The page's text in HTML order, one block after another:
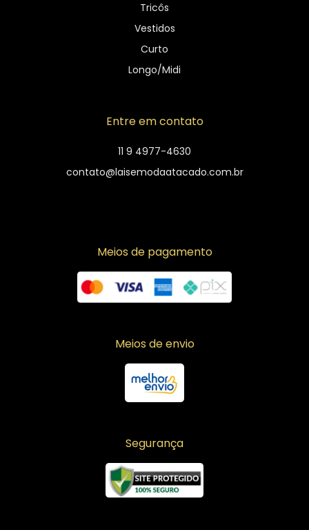
Tricôs
Vestidos
Curto
Longo/Midi
Entre em contato
11 9 4977-4630
contato@laisemodaatacado.com.br
Meios de pagamento
Meios de envio
Segurança